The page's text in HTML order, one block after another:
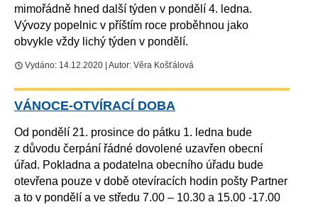
mimořádně hned další týden v pondělí 4. ledna.
Vývozy popelnic v příštím roce proběhnou jako
obvykle vždy lichý týden v pondělí.
Vydáno: 14.12.2020 | Autor: Věra Košťálová
VÁNOCE-OTVÍRACÍ DOBA
Od pondělí 21. prosince do pátku 1. ledna bude
z důvodu čerpání řádné dovolené uzavřen obecní
úřad. Pokladna a podatelna obecního úřadu bude
otevřena pouze v době otevíracích hodin pošty Partner
a to v pondělí a ve středu 7.00 – 10.30 a 15.00 -17.00